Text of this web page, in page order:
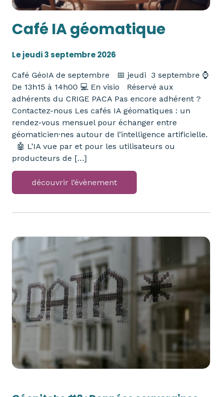
Café IA géomatique
Le jeudi 3 septembre 2026
Café GéoIA de septembre 📅 jeudi 3 septembre ⌚
De 13h15 à 14h00 💻 En visio Réservé aux
adhérents du CRIGE PACA Pas encore adhérent ?
Contactez-nous Les cafés IA géomatiques : un
rendez-vous mensuel pour échanger entre
géomaticien·nes autour de l’intelligence artificielle.
🤖 L’IA vue par et pour les utilisateurs ou
producteurs de […]
découvrir l’évènement